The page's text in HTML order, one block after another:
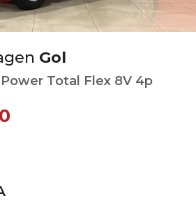
Gol
Power Total Flex 8V 4p